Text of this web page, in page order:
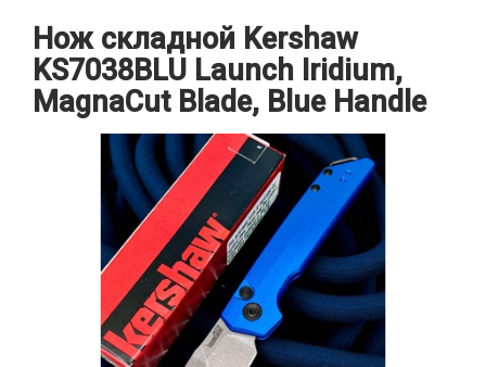
Нож складной Kershaw
KS7038BLU Launch Iridium,
MagnaCut Blade, Blue Handle